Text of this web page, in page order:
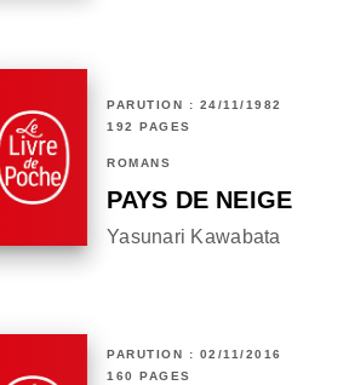
PARUTION : 24/11/1982
192 PAGES
ROMANS
PAYS DE NEIGE
Yasunari Kawabata
PARUTION : 02/11/2016
160 PAGES